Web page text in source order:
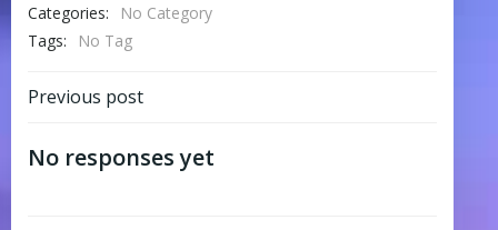
Categories:
No Category
Tags:
No Tag
Post
navigation
Previous post
No responses yet